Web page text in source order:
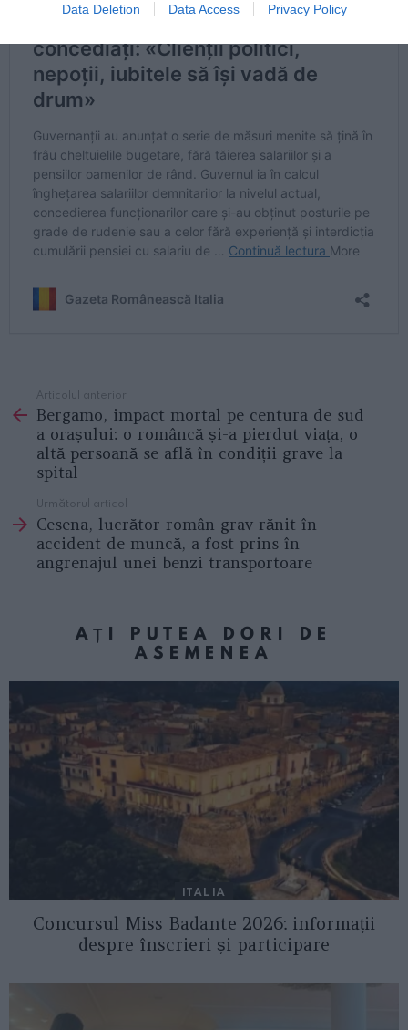
Data Deletion Data Access Privacy Policy
more
Articolul anterior
Bergamo, impact mortal pe centura de sud
a orașului: o româncă și-a pierdut viața, o
altă persoană se află în condiții grave la
spital
Următorul articol
Cesena, lucrător român grav rănit în
accident de muncă, a fost prins în
angrenajul unei benzi transportoare
AȚI PUTEA DORI DE
ASEMENEA
ITALIA
Concursul Miss Badante 2026: informații
despre înscrieri și participare